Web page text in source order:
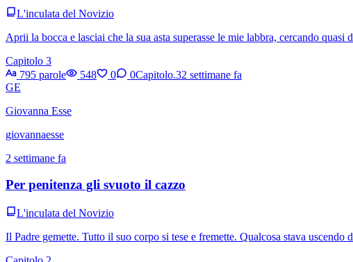
L'inculata del Novizio
Aprii la bocca e lasciai che la sua asta superasse le mie labbra, cercando
Capitolo 3
795 parole
548 0 0Capitolo.32 settimane fa
GE
Giovanna Esse
giovannaesse
2 settimane fa
Per penitenza gli svuoto il cazzo
L'inculata del Novizio
Il Padre gemette. Tutto il suo corpo si tese e fremette. Qualcosa stava